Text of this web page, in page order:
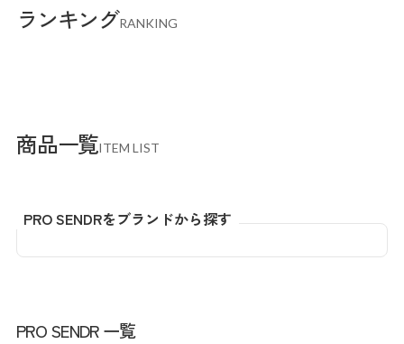
ランキングRANKING
商品一覧ITEM LIST
PRO SENDRをブランドから探す
PRO SENDR 一覧